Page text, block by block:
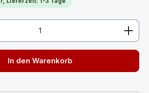
Gib den gewünschten Wert ein
In den Warenkorb